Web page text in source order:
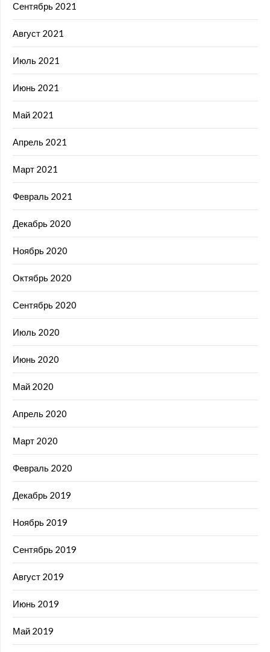
Сентябрь 2021
Август 2021
Июль 2021
Июнь 2021
Май 2021
Апрель 2021
Март 2021
Февраль 2021
Декабрь 2020
Ноябрь 2020
Октябрь 2020
Сентябрь 2020
Июль 2020
Июнь 2020
Май 2020
Апрель 2020
Март 2020
Февраль 2020
Декабрь 2019
Ноябрь 2019
Сентябрь 2019
Август 2019
Июнь 2019
Май 2019